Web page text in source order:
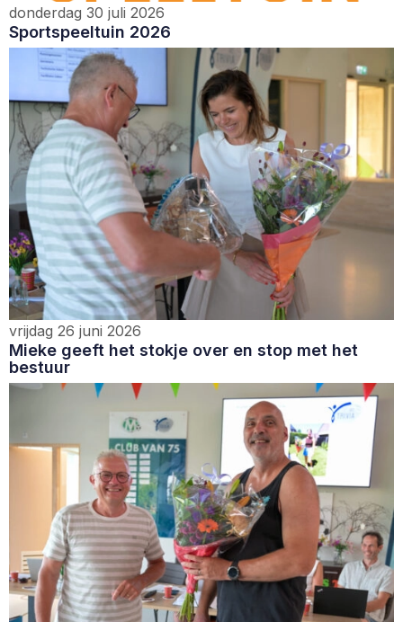
donderdag 30 juli 2026
Sportspeeltuin 2026
vrijdag 26 juni 2026
Mieke geeft het stokje over en stop met het
bestuur